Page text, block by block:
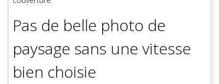
Pas de belle photo de
paysage sans une vitesse
bien choisie